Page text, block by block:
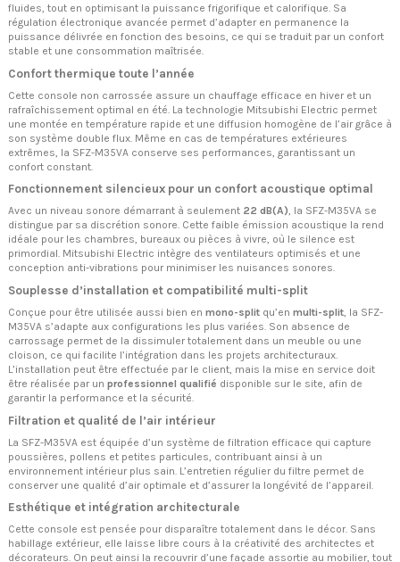
fluides, tout en optimisant la puissance frigorifique et calorifique. Sa
régulation électronique avancée permet d’adapter en permanence la
puissance délivrée en fonction des besoins, ce qui se traduit par un confort
stable et une consommation maîtrisée.
Confort thermique toute l’année
Cette console non carrossée assure un chauffage efficace en hiver et un
rafraîchissement optimal en été. La technologie Mitsubishi Electric permet
une montée en température rapide et une diffusion homogène de l’air grâce à
son système double flux. Même en cas de températures extérieures
extrêmes, la SFZ-M35VA conserve ses performances, garantissant un
confort constant.
Fonctionnement silencieux pour un confort acoustique optimal
Avec un niveau sonore démarrant à seulement 22 dB(A), la SFZ-M35VA se
distingue par sa discrétion sonore. Cette faible émission acoustique la rend
idéale pour les chambres, bureaux ou pièces à vivre, où le silence est
primordial. Mitsubishi Electric intègre des ventilateurs optimisés et une
conception anti-vibrations pour minimiser les nuisances sonores.
Souplesse d’installation et compatibilité multi-split
Conçue pour être utilisée aussi bien en mono-split qu’en multi-split, la SFZ-
M35VA s’adapte aux configurations les plus variées. Son absence de
carrossage permet de la dissimuler totalement dans un meuble ou une
cloison, ce qui facilite l’intégration dans les projets architecturaux.
L’installation peut être effectuée par le client, mais la mise en service doit
être réalisée par un professionnel qualifié disponible sur le site, afin de
garantir la performance et la sécurité.
Filtration et qualité de l’air intérieur
La SFZ-M35VA est équipée d’un système de filtration efficace qui capture
poussières, pollens et petites particules, contribuant ainsi à un
environnement intérieur plus sain. L’entretien régulier du filtre permet de
conserver une qualité d’air optimale et d’assurer la longévité de l’appareil.
Esthétique et intégration architecturale
Cette console est pensée pour disparaître totalement dans le décor. Sans
habillage extérieur, elle laisse libre cours à la créativité des architectes et
décorateurs. On peut ainsi la recouvrir d’une façade assortie au mobilier, tout